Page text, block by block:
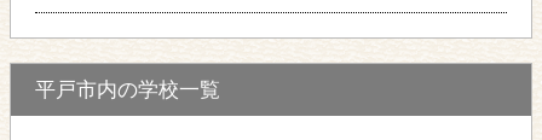
平戸市内の学校一覧